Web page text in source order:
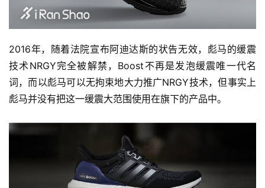
2016年，随着法院宣布阿迪达斯的状告无效，彪马的缓震
技术NRGY完全被解禁，Boost不再是发泡缓震唯一代名
词，而以彪马可以无拘束地大力推广NRGY技术，但事实上
彪马并没有把这一缓震大范围使用在旗下的产品中。